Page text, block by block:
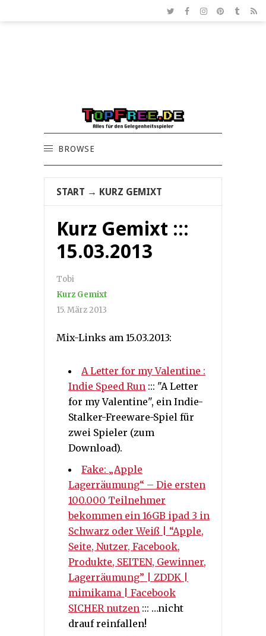
BROWSE
START → KURZ GEMIXT
Kurz Gemixt :::
15.03.2013
Tobi
Kurz Gemixt
15. März 2013
Mix-Links am 15.03.2013:
A Letter for my Valentine :
Indie Speed Run ::: "A Letter
for my Valentine", ein Indie-
Stalker-Freeware-Spiel für
zwei Spieler (zum
Download).
Fake: „Apple
Lagerräumung“ – Die ersten
100.000 Teilnehmer
bekommen ein 16GB ipad 3 in
Schwarz oder Weiß | “Apple,
Seite, Nutzer, Facebook,
Produkte, SEITEN, Gewinner,
Lagerräumung” | ZDDK |
mimikama | Facebook
SICHER nutzen ::: …nicht
drauf reinfallen!